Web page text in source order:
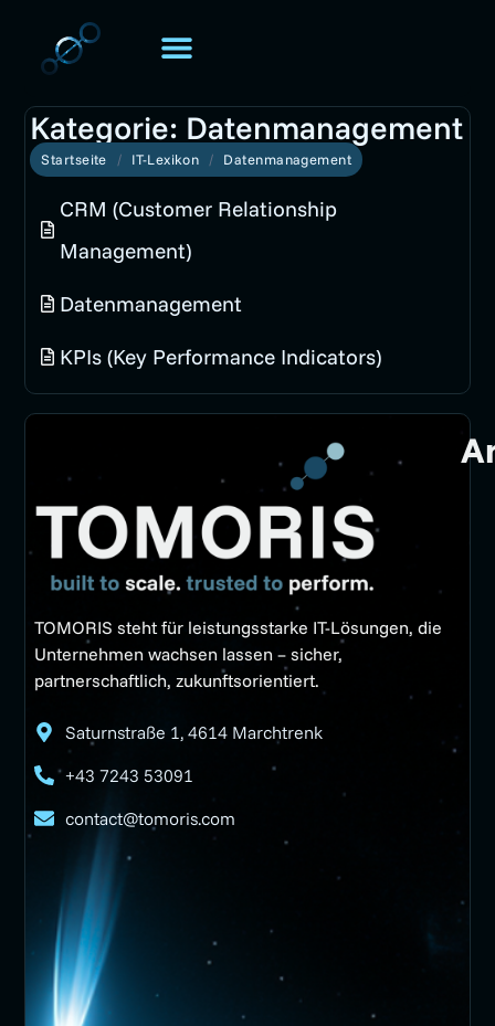
Kategorie: Datenmanagement
Startseite IT-Lexikon Datenmanagement
CRM (Customer Relationship
Management)
Datenmanagement
KPIs (Key Performance Indicators)
TOMORIS steht für leistungsstarke IT-Lösungen, die
Unternehmen wachsen lassen – sicher,
partnerschaftlich, zukunftsorientiert.
Saturnstraße 1, 4614 Marchtrenk
+43 7243 53091
contact@tomoris.com